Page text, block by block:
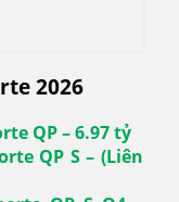
2026
QP – 6.97 tỷ
QP S – (Liên